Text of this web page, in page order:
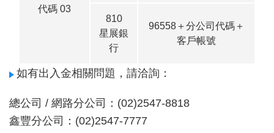
代碼 03
810
星展銀
行
96558＋分公司代碼＋
客戶帳號
如有出入金相關問題，請洽詢：
總公司 / 網路分公司：(02)2547-8818
鑫豐分公司：(02)2547-7777